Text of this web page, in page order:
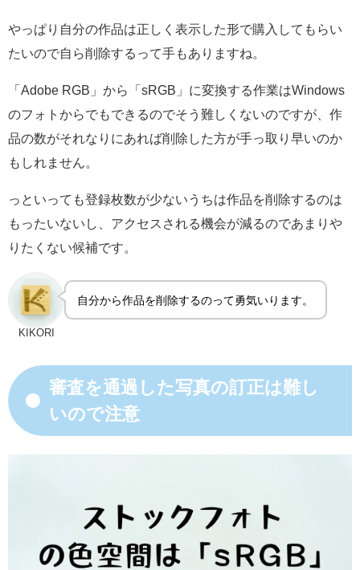
やっぱり自分の作品は正しく表示した形で購入してもらい
たいので自ら削除するって手もありますね。
「Adobe RGB」から「sRGB」に変換する作業はWindows
のフォトからでもできるのでそう難しくないのですが、作
品の数がそれなりにあれば削除した方が手っ取り早いのか
もしれません。
っといっても登録枚数が少ないうちは作品を削除するのは
もったいないし、アクセスされる機会が減るのであまりや
りたくない候補です。
KIKORI
自分から作品を削除するのって勇気いります。
審査を通過した写真の訂正は難し
いので注意